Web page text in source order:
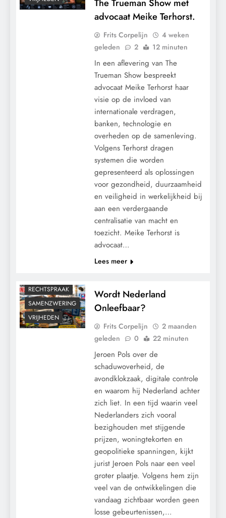
advocaat Meike Terhorst.
Frits Corpelijn
4 weken
geleden
2 12 minuten
In een aflevering van The
Trueman Show bespreekt
advocaat Meike Terhorst haar
visie op de invloed van
internationale verdragen,
banken, technologie en
overheden op de samenleving.
Volgens Terhorst dragen
systemen die worden
gepresenteerd als oplossingen
voor gezondheid, duurzaamheid
en veiligheid in werkelijkheid bij
aan een verdergaande
centralisatie van macht en
toezicht. Meike Terhorst is
advocaat…
Lees meer
RECHTSPRAAK
SAMENZWERING
VRIJHEDEN
Wordt Nederland
Onleefbaar?
Frits Corpelijn
2 maanden
geleden
0 22 minuten
Jeroen Pols over de
schaduwoverheid, de
avondklokzaak, digitale controle
en waarom hij Nederland achter
zich liet. In een tijd waarin veel
Nederlanders zich vooral
bezighouden met stijgende
prijzen, woningtekorten en
geopolitieke spanningen, kijkt
jurist Jeroen Pols naar een veel
groter plaatje. Volgens hem zijn
veel van de ontwikkelingen die
vandaag zichtbaar worden geen
losse gebeurtenissen,…